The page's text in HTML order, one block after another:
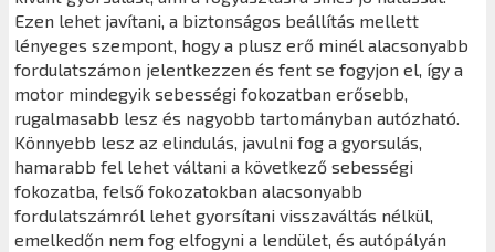
Ezen lehet javítani, a biztonságos beállítás mellett
lényeges szempont, hogy a plusz erő minél alacsonyabb
fordulatszámon jelentkezzen és fent se fogyjon el, így a
motor mindegyik sebességi fokozatban erősebb,
rugalmasabb lesz és nagyobb tartományban autózható.
Könnyebb lesz az elindulás, javulni fog a gyorsulás,
hamarabb fel lehet váltani a következő sebességi
fokozatba, felső fokozatokban alacsonyabb
fordulatszámról lehet gyorsítani visszaváltás nélkül,
emelkedőn nem fog elfogyni a lendület, és autópályán